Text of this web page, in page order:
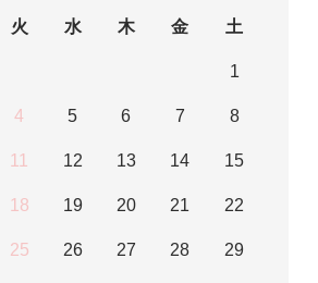
火 水 木 金 土
1
4 5 6 7 8
11 12 13 14 15
18 19 20 21 22
25 26 27 28 29